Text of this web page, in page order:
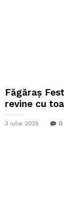
Făgăraș
revine cu
3 iulie 2025 0